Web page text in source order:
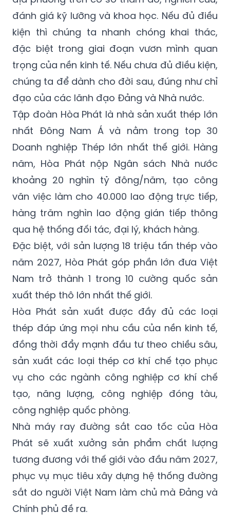
đánh giá kỹ lưỡng và khoa học. Nếu đủ điều
kiện thì chúng ta nhanh chóng khai thác,
đặc biệt trong giai đoạn vươn mình quan
trọng của nền kinh tế. Nếu chưa đủ điều kiện,
chúng ta để dành cho đời sau, đúng như chỉ
đạo của các lãnh đạo Đảng và Nhà nước.
Tập đoàn Hòa Phát là nhà sản xuất thép lớn
nhất Đông Nam Á và nằm trong top 30
Doanh nghiệp Thép lớn nhất thế giới. Hàng
năm, Hòa Phát nộp Ngân sách Nhà nước
khoảng 20 nghìn tỷ đông/năm, tạo công
văn việc làm cho 40.000 lao động trực tiếp,
hàng trăm nghìn lao động gián tiếp thông
qua hệ thống đối tác, đại lý, khách hàng.
Đặc biệt, với sản lượng 18 triệu tấn thép vào
năm 2027, Hòa Phát góp phần lớn đưa Việt
Nam trở thành 1 trong 10 cường quốc sản
xuất thép thô lớn nhất thế giới.
Hòa Phát sản xuất được đầy đủ các loại
thép đáp ứng mọi nhu cầu của nền kinh tế,
đồng thời đẩy mạnh đầu tư theo chiều sâu,
sản xuất các loại thép cơ khí chế tạo phục
vụ cho các ngành công nghiệp cơ khí chế
tạo, năng lượng, công nghiệp đóng tàu,
công nghiệp quốc phòng.
Nhà máy ray đường sắt cao tốc của Hòa
Phát sẽ xuất xưởng sản phẩm chất lượng
tương đương với thế giới vào đầu năm 2027,
phục vụ mục tiêu xây dựng hệ thống đường
sắt do người Việt Nam làm chủ mà Đảng và
Chính phủ đề ra.